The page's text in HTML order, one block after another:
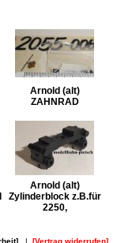
Arnold (alt)
ZAHNRAD
Arnold (alt)
Zylinderblock z.B.für
2250,
| [Vertrag widerrufen]